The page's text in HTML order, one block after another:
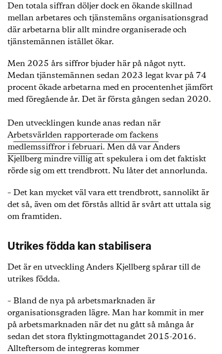
Den totala siffran döljer dock en ökande skillnad
mellan arbetares och tjänstemäns organisationsgrad
där arbetarna blir allt mindre organiserade och
tjänstemännen istället ökar.
Men 2025 års siffror bjuder här på något nytt.
Medan tjänstemännen sedan 2023 legat kvar på 74
procent ökade arbetarna med en procentenhet jämfört
med föregående år. Det är första gången sedan 2020.
Den utvecklingen kunde anas redan när
Arbetsvärlden rapporterade om fackens
medlemssiffror i februari. Men då var Anders
Kjellberg mindre villig att spekulera i om det faktiskt
rörde sig om ett trendbrott. Nu låter det annorlunda.
– Det kan mycket väl vara ett trendbrott, sannolikt är
det så, även om det förstås alltid är svårt att uttala sig
om framtiden.
Utrikes födda kan stabilisera
Det är en utveckling Anders Kjellberg spårar till de
utrikes födda.
– Bland de nya på arbetsmarknaden är
organisationsgraden lägre. Man har kommit in mer
på arbetsmarknaden när det nu gått så många år
sedan det stora flyktingmottagandet 2015-2016.
Allteftersom de integreras kommer